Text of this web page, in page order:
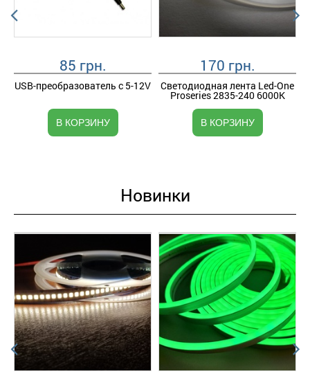
85 грн.
USB-преобразователь с 5-12V
В КОРЗИНУ
170 грн.
Светодиодная лента Led-One
Proseries 2835-240 6000K
В КОРЗИНУ
Новинки